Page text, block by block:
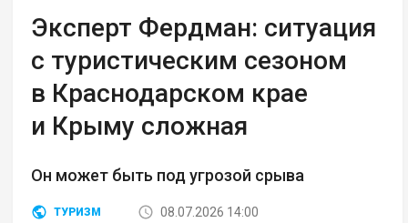
Эксперт Фердман: ситуация
с туристическим сезоном
в Краснодарском крае
и Крыму сложная
Он может быть под угрозой срыва
ТУРИЗМ
08.07.2026 14:00